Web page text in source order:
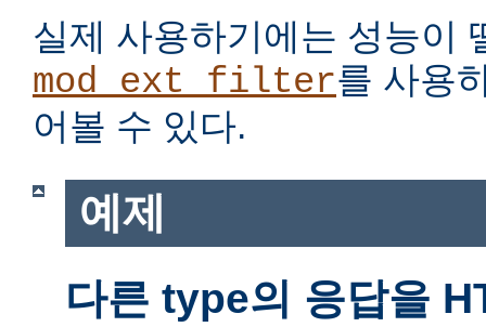
실제 사용하기에는 성능이
mod_ext_filter를 사용
어볼 수 있다.
예제
다른 type의 응답을